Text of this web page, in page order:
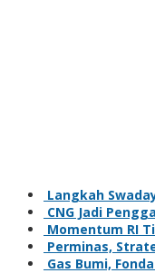
Langkah
CNG Jadi
Momentum RI
Perminas,
Gas Bumi,